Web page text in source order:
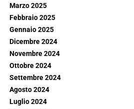
Marzo 2025
Febbraio 2025
Gennaio 2025
Dicembre 2024
Novembre 2024
Ottobre 2024
Settembre 2024
Agosto 2024
Luglio 2024